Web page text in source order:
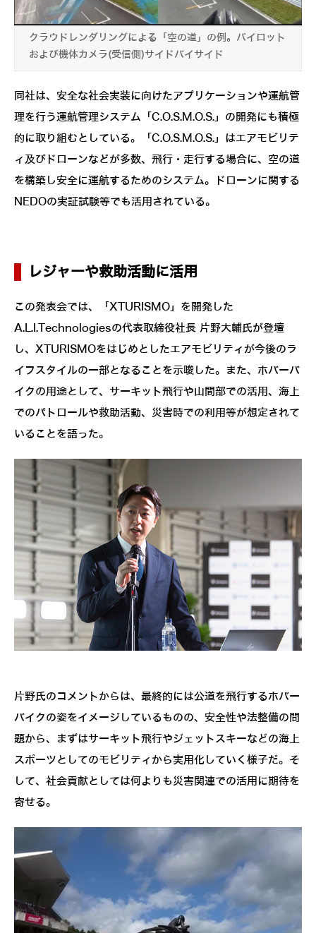
クラウドレンダリングによる「空の道」の例。パイロット
および機体カメラ(受信側)サイドバイサイド
同社は、安全な社会実装に向けたアプリケーションや運航管
理を行う運航管理システム「C.O.S.M.O.S.」の開発にも積極
的に取り組むとしている。「C.O.S.M.O.S.」はエアモビリテ
ィ及びドローンなどが多数、飛行・走行する場合に、空の道
を構築し安全に運航するためのシステム。ドローンに関する
NEDOの実証試験等でも活用されている。
レジャーや救助活動に活用
この発表会では、「XTURISMO」を開発した
A.L.I.Technologiesの代表取締役社長 片野大輔氏が登壇
し、XTURISMOをはじめとしたエアモビリティが今後のラ
イフスタイルの一部となることを示唆した。また、ホバーバ
イクの用途として、サーキット飛行や山間部での活用、海上
でのパトロールや救助活動、災害時での利用等が想定されて
いることを語った。
片野氏のコメントからは、最終的には公道を飛行するホバー
バイクの姿をイメージしているものの、安全性や法整備の問
題から、まずはサーキット飛行やジェットスキーなどの海上
スポーツとしてのモビリティから実用化していく様子だ。そ
して、社会貢献としては何よりも災害関連での活用に期待を
寄せる。